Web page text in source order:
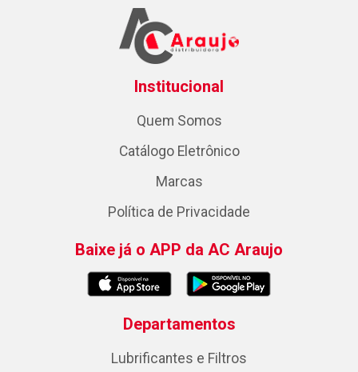
Institucional
Quem Somos
Catálogo Eletrônico
Marcas
Política de Privacidade
Baixe já o APP da AC Araujo
Departamentos
Lubrificantes e Filtros